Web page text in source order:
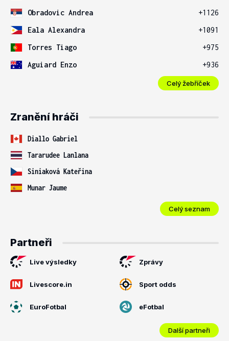
Obradovic Andrea
+1126
Eala Alexandra
+1091
Torres Tiago
+975
Aguiard Enzo
+936
Celý žebříček
Zranění hráči
Diallo Gabriel
Tararudee Lanlana
Siniaková Kateřina
Munar Jaume
Celý seznam
Partneři
Live výsledky Zprávy
Livescore.in Sport odds
EuroFotbal eFotbal
Další partneři